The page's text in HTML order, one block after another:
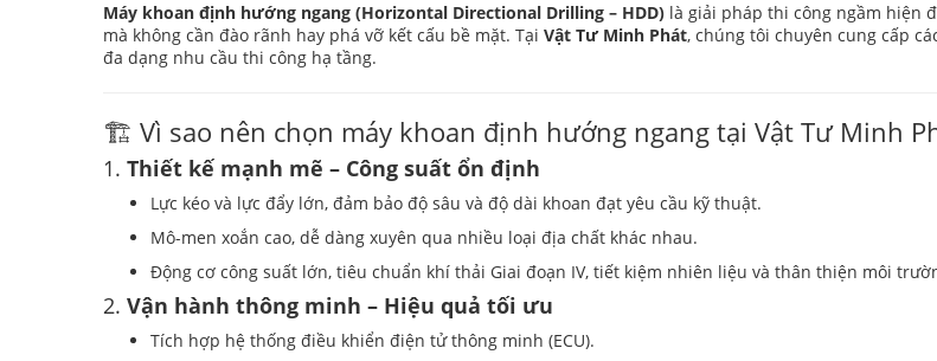
Máy khoan định hướng ngang (Horizontal Directional Drilling – HDD) là giải pháp thi công ngầm hiện
mà không cần đào rãnh hay phá vỡ kết cấu bề mặt. Tại Vật Tư Minh Phát, chúng tôi chuyên cung cấp
đa dạng nhu cầu thi công hạ tầng.
🏗️ Vì sao nên chọn máy khoan định hướng ngang tại Vật Tư Minh
1. Thiết kế mạnh mẽ – Công suất ổn định
Lực kéo và lực đẩy lớn, đảm bảo độ sâu và độ dài khoan đạt yêu cầu kỹ thuật.
Mô-men xoắn cao, dễ dàng xuyên qua nhiều loại địa chất khác nhau.
Động cơ công suất lớn, tiêu chuẩn khí thải Giai đoạn IV, tiết kiệm nhiên liệu và thân thiện môi
2. Vận hành thông minh – Hiệu quả tối ưu
Tích hợp hệ thống điều khiển điện tử thông minh (ECU).